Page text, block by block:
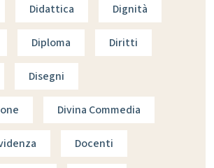
Didattica Dignità
Diploma Diritti
Disegni
Divina Commedia
Docenti